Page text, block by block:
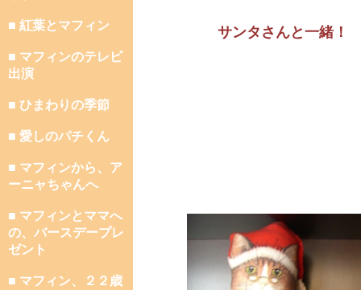
■ 紅葉とマフィン
■ マフィンのテレビ
出演
■ ひまわりの季節
■ 愛しのパチくん
■ マフィンから、ア
ーニャちゃんへ
■ マフィンとママへ
の、バースデープレ
ゼント
■ マフィン、２２歳
サンタさんと一緒！